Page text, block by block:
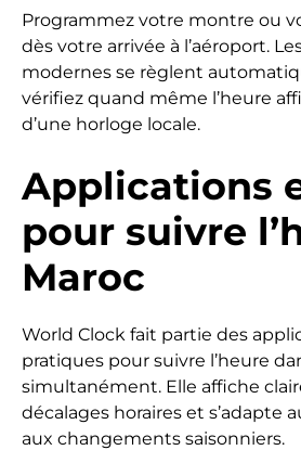
Programmez votre montre ou
dès votre arrivée à l’aéroport.
modernes se règlent
vérifiez quand même l’heure
d’une horloge locale.
Applications
pour suivre
Maroc
World Clock fait partie des
pratiques pour suivre l’heure
simultanément. Elle affiche
décalages horaires et s’adapte
aux changements saisonniers.